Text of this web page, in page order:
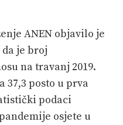
ANEN objavilo je
je broj
na travanj 2019.
37,3 posto u prva
podaci
osjete u